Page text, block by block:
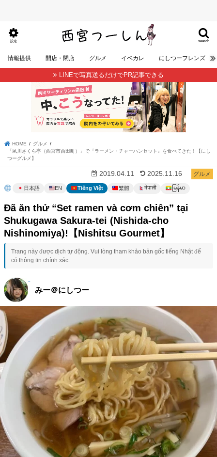
search
設定
情報提供 開店・閉店 グルメ イベカレ にしつーフレンズ
LINEで写真送るだけでPR記事できる
HOME
グルメ
「夙川さくら亭（西宮市西田町）」で『ラーメン・チャーハンセット』を食べてきた！【にし
つーグルメ】
グルメ
2019.04.11 2025.11.16
日本語 EN Tiếng Việt 繁體 नेपाली မြန်မာ
Đã ăn thử “Set ramen và cơm chiên” tại
Shukugawa Sakura-tei (Nishida-cho
Nishinomiya)!【Nishitsu Gourmet】
Trang này được dịch tự động. Vui lòng tham khảo bản gốc tiếng Nhật để
có thông tin chính xác.
みー＠にしつー